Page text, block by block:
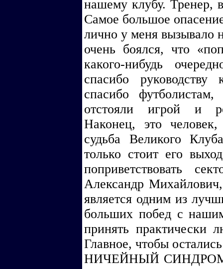
нашему клубу. Тренер,
Самое большое
лично у меня вызывало
очень боялся, что
какого-нибудь
спасибо руководству
спасибо
отстояли игрой и
Наконец, это
судьба Великого
только стоит его
поприветствовать
Александр
является одним из
больших побед с
принять практически
Главное, чтобы
НИЧЕЙНЫЙ СИНДРОМ.